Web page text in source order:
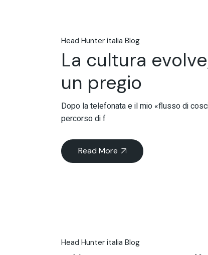
Head Hunter italia Blog
La cultura
un pregio
Dopo la telefonata e il mio «flusso di
percorso di f
Read More
Head Hunter italia Blog